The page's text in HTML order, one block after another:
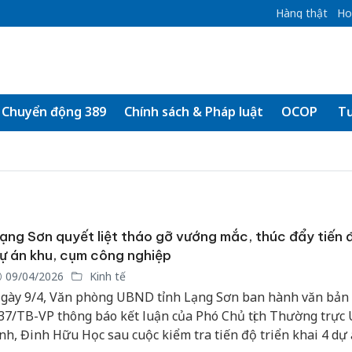
Hàng thật
Chuyển động 389 Chính sách & Pháp luật OCOP
Sơn quyết liệt tháo gỡ vướng mắc, thúc đẩy tiến
án khu, cụm công nghiệp
09/04/2026 Kinh tế
9/4, Văn phòng UBND tỉnh Lạng Sơn ban hành văn bản
TB-VP thông báo kết luận của Phó Chủ tịch Thường trực
Đinh Hữu Học sau cuộc kiểm tra tiến độ triển khai 4 dự